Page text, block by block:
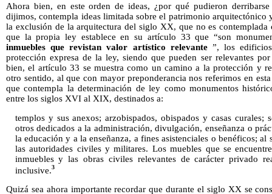
Ahora bien, en este orden de ideas, ¿por qué pudieron
dijimos, contempla ideas limitada sobre el patrimonio arquitectónico
la exclusión de la arquitectura del siglo XX, que no es
que la propia ley establece en su artículo 33 que “son
inmuebles que revistan valor artístico relevante”, los
protección expresa de la ley, siendo que pueden ser relevantes
bien, el artículo 33 se muestra como un camino a la protección y
otro sentido, al que con mayor preponderancia nos referimos en
que contempla la determinación de ley como monumentos
entre los siglos XVI al XIX, destinados a:
templos y sus anexos; arzobispados, obispados y casas curales;
otros dedicados a la administración, divulgación, enseñanza o
la educación y a la enseñanza, a fines asistenciales o benéficos;
las autoridades civiles y militares. Los muebles que se
inmuebles y las obras civiles relevantes de carácter privado
inclusive.3
Quizá sea ahora importante recordar que durante el siglo XX se